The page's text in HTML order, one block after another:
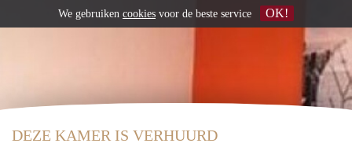
DEZE KAMER IS VERHUURD
We gebruiken cookies voor de beste service OK!